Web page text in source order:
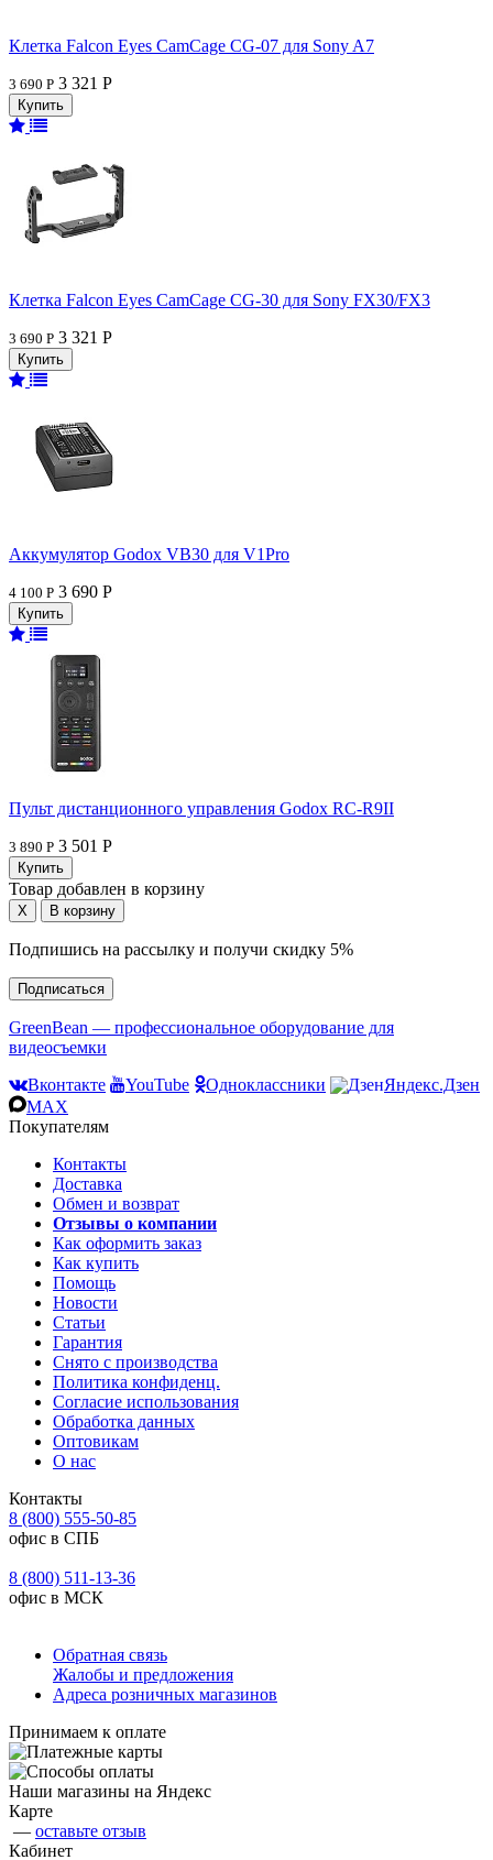
Клетка Falcon Eyes CamCage CG-07 для Sony A7
3 690 Р 3 321 Р
Клетка Falcon Eyes CamCage CG-30 для Sony FX30/FX3
3 690 Р 3 321 Р
Аккумулятор Godox VB30 для V1Pro
4 100 Р 3 690 Р
Пульт дистанционного управления Godox RC-R9II
3 890 Р 3 501 Р
Товар добавлен в корзину
Подпишись на рассылку и получи скидку 5%
Подписаться
GreenBean — профессиональное оборудование для
видеосъемки
Вконтакте
YouTube Одноклассники
Яндекс.Дзен
MAX
Покупателям
Контакты
Доставка
Обмен и возврат
Отзывы о компании
Как оформить заказ
Как купить
Помощь
Новости
Статьи
Гарантия
Снято с производства
Политика конфиденц.
Согласие использования
Обработка данных
Оптовикам
О нас
Контакты
8 (800) 555-50-85
офис в СПБ
8 (800) 511-13-36
офис в МСК
Обратная связь
Жалобы и предложения
Адреса розничных магазинов
Принимаем к оплате
Наши магазины на Яндекс
Карте
— оставьте отзыв
Кабинет